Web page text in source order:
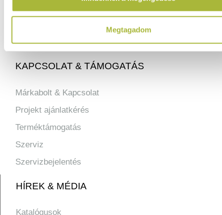
Megtagadom
KAPCSOLAT & TÁMOGATÁS
Márkabolt & Kapcsolat
Projekt ajánlatkérés
Terméktámogatás
Szerviz
Szervizbejelentés
HÍREK & MÉDIA
Katalógusok